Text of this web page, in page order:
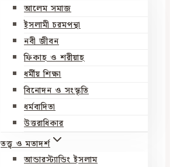
আলেম সমাজ
ইসলামী চরমপন্থা
নবী জীবন
ফিকাহ ও শরীয়াহ
ধর্মীয় শিক্ষা
বিনোদন ও সংস্কৃতি
ধর্মবাদিতা
উত্তরাধিকার
তত্ত্ব ও মতাদর্শ
আন্ডারস্ট্যান্ডিং ইসলাম